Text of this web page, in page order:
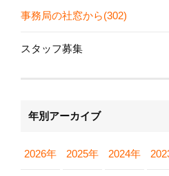
事務局の社窓から(302)
スタッフ募集
年別アーカイブ
2026年 2025年 2024年